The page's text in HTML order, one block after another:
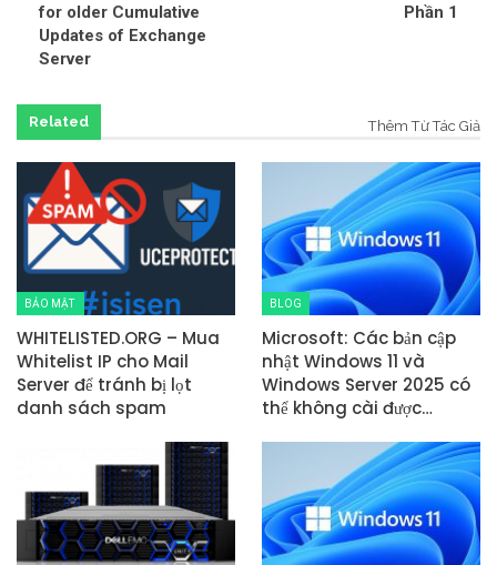
for older Cumulative
Updates of Exchange
Server
Phần 1
Related Thêm Từ Tác Giả
BẢO MẬT
WHITELISTED.ORG – Mua
Whitelist IP cho Mail
Server để tránh bị lọt
danh sách spam
BLOG
Microsoft: Các bản cập
nhật Windows 11 và
Windows Server 2025 có
thể không cài được…